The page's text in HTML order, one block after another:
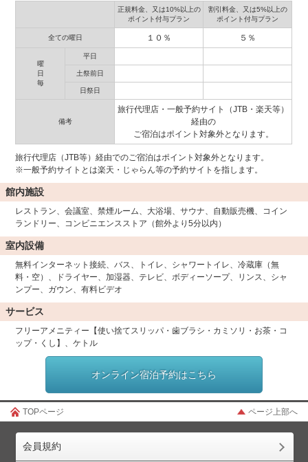
正規料金、又は10%以上の
ポイント付与プラン
割引料金、又は5%以上の
ポイント付与プラン
全ての曜日 １０％ ５％
曜
日
毎
平日
土祭前日
日祭日
備考
旅行代理店・一般予約サイト（JTB・楽天等）
経由の
ご宿泊はポイント対象外となります。
旅行代理店（JTB等）経由でのご宿泊はポイント対象外となります。
※一般予約サイトとは楽天・じゃらん等の予約サイトを指します。
館内施設
レストラン、会議室、禁煙ルーム、大浴場、サウナ、自動販売機、コイン
ランドリー、コンビニエンスストア（館外より5分以内）
室内設備
無料インターネット接続、バス、トイレ、シャワートイレ、冷蔵庫（無
料・空）、ドライヤー、加湿器、テレビ、ボディーソープ、リンス、シャ
ンプー、ガウン、有料ビデオ
サービス
フリーアメニティー【使い捨てスリッパ・歯ブラシ・カミソリ・お茶・コ
ップ・くし】、ケトル
オンライン宿泊予約はこちら
TOPページ ページ上部へ
会員規約